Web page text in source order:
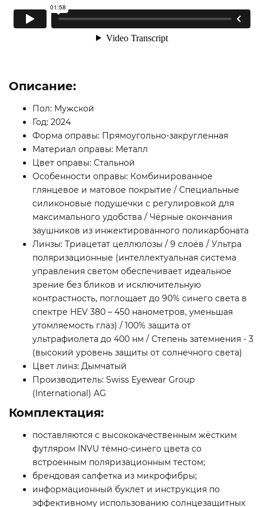
Описание:
Пол: Мужской
Год: 2024
Форма оправы: Прямоугольно-закругленная
Материал оправы: Металл
Цвет оправы: Стальной
Особенности оправы: Комбинированное
глянцевое и матовое покрытие / Специальные
силиконовые подушечки с регулировкой для
максимального удобства / Чёрные окончания
заушников из инжектированного поликарбоната
Линзы: Триацетат целлюлозы / 9 слоёв / Ультра
поляризационные (интеллектуальная система
управления светом обеспечивает идеальное
зрение без бликов и исключительную
контрастность, поглощает до 90% синего света в
спектре HEV 380 – 450 нанометров, уменьшая
утомляемость глаз) / 100% защита от
ультрафиолета до 400 нм / Степень затемнения - 3
(высокий уровень защиты от солнечного света)
Цвет линз: Дымчатый
Производитель: Swiss Eyewear Group
(International) AG
Комплектация:
поставляются с высококачественным жёстким
футляром INVU тёмно-синего цвета со
встроенным поляризационным тестом;
брендовая салфетка из микрофибры;
информационный буклет и инструкция по
эффективному использованию солнцезащитных